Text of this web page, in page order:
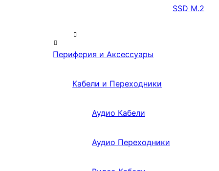
SSD M.2
Периферия и Аксессуары
Кабели и Переходники
Аудио Кабели
Аудио Переходники